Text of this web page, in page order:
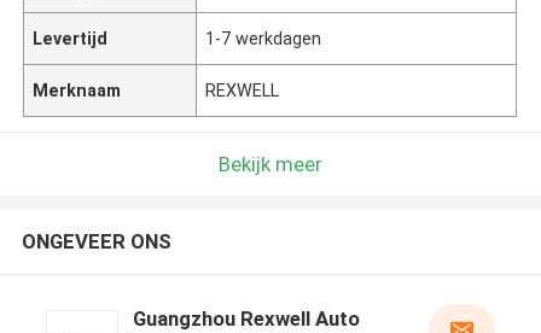
Levertijd 1-7 werkdagen
Merknaam REXWELL
Bekijk meer
ONGEVEER ONS
Guangzhou Rexwell Auto